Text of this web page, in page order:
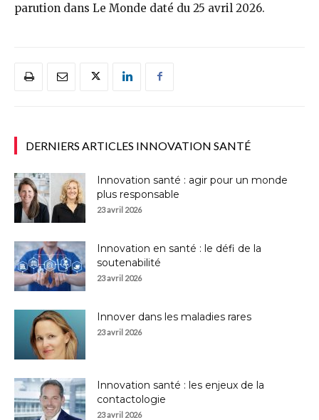
parution dans Le Monde daté du 25 avril 2026.
DERNIERS ARTICLES INNOVATION SANTÉ
Innovation santé : agir pour un monde
plus responsable
23 avril 2026
Innovation en santé : le défi de la
soutenabilité
23 avril 2026
Innover dans les maladies rares
23 avril 2026
Innovation santé : les enjeux de la
contactologie
23 avril 2026